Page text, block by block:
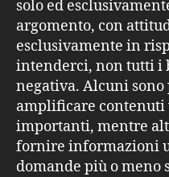
solo ed
argomento, con
esclusivamente in
intenderci, non tutti i
negativa. Alcuni
amplificare contenuti
importanti, mentre
fornire informazioni
domande più o meno